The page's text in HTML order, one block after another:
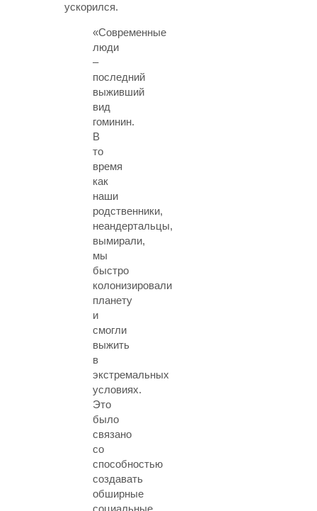
ускорился.
«Современные
люди
–
последний
выживший
вид
гоминин.
В
то
время
как
наши
родственники,
неандертальцы,
вымирали,
мы
быстро
колонизировали
планету
и
смогли
выжить
в
экстремальных
условиях.
Это
было
связано
со
способностью
создавать
обширные